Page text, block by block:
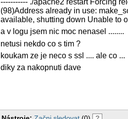
(98)Address already in use:
available, shutting down Unable to
a v logu jsem nic moc nenasel ........
netusi nekdo co s tim ?
koukam ze je neco s ssl .... ale co ...
diky za nakopnuti dave